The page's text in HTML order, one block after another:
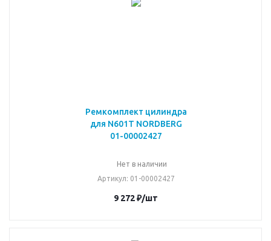
Ремкомплект цилиндра
для N601T NORDBERG
01-00002427
Нет в наличии
Артикул: 01-00002427
9 272₽/шт